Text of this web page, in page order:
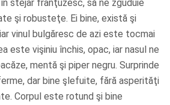
stejar franţuzesc, să ne zguduie
şi robusteţe. Ei bine, există şi
vinul bulgăresc de azi este tocmai
este vişiniu închis, opac, iar nasul ne
mentă şi piper negru. Surprinde
dar bine şlefuite, fără asperităţi
Corpul este rotund şi bine